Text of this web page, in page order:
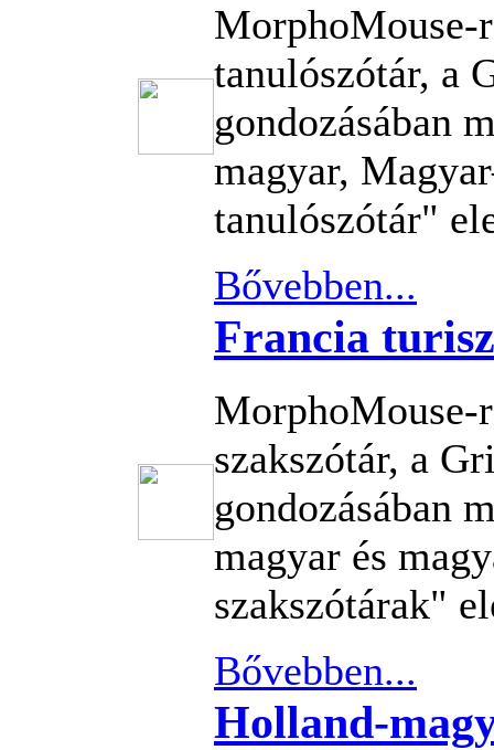
MorphoMouse-
tanulószótár, a
gondozásában
magyar,
tanulószótár"
Bővebben...
Francia
MorphoMouse-
szakszótár, a
gondozásában
magyar és
szakszótárak"
Bővebben...
Holland-